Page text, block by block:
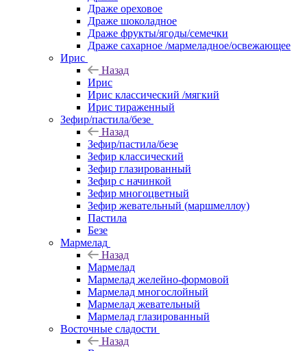
Драже ореховое
Драже шоколадное
Драже фрукты/ягоды/семечки
Драже сахарное /мармеладное/освежающее
Ирис
Назад
Ирис
Ирис классический /мягкий
Ирис тираженный
Зефир/пастила/безе
Назад
Зефир/пастила/безе
Зефир классический
Зефир глазированный
Зефир с начинкой
Зефир многоцветный
Зефир жевательный (маршмеллоу)
Пастила
Безе
Мармелад
Назад
Мармелад
Мармелад желейно-формовой
Мармелад многослойный
Мармелад жевательный
Мармелад глазированный
Восточные сладости
Назад